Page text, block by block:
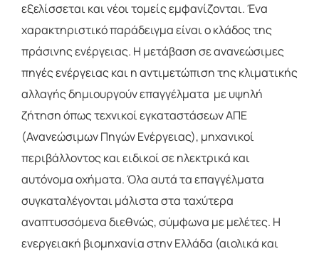
εξελίσσεται και νέοι τομείς εμφανίζονται. Ένα
χαρακτηριστικό παράδειγμα είναι ο κλάδος της
πράσινης ενέργειας. Η μετάβαση σε ανανεώσιμες
πηγές ενέργειας και η αντιμετώπιση της κλιματικής
αλλαγής δημιουργούν επαγγέλματα με υψηλή
ζήτηση όπως τεχνικοί εγκαταστάσεων ΑΠΕ
(Ανανεώσιμων Πηγών Ενέργειας), μηχανικοί
περιβάλλοντος και ειδικοί σε ηλεκτρικά και
αυτόνομα οχήματα. Όλα αυτά τα επαγγέλματα
συγκαταλέγονται μάλιστα στα ταχύτερα
αναπτυσσόμενα διεθνώς, σύμφωνα με μελέτες. Η
ενεργειακή βιομηχανία στην Ελλάδα (αιολικά και